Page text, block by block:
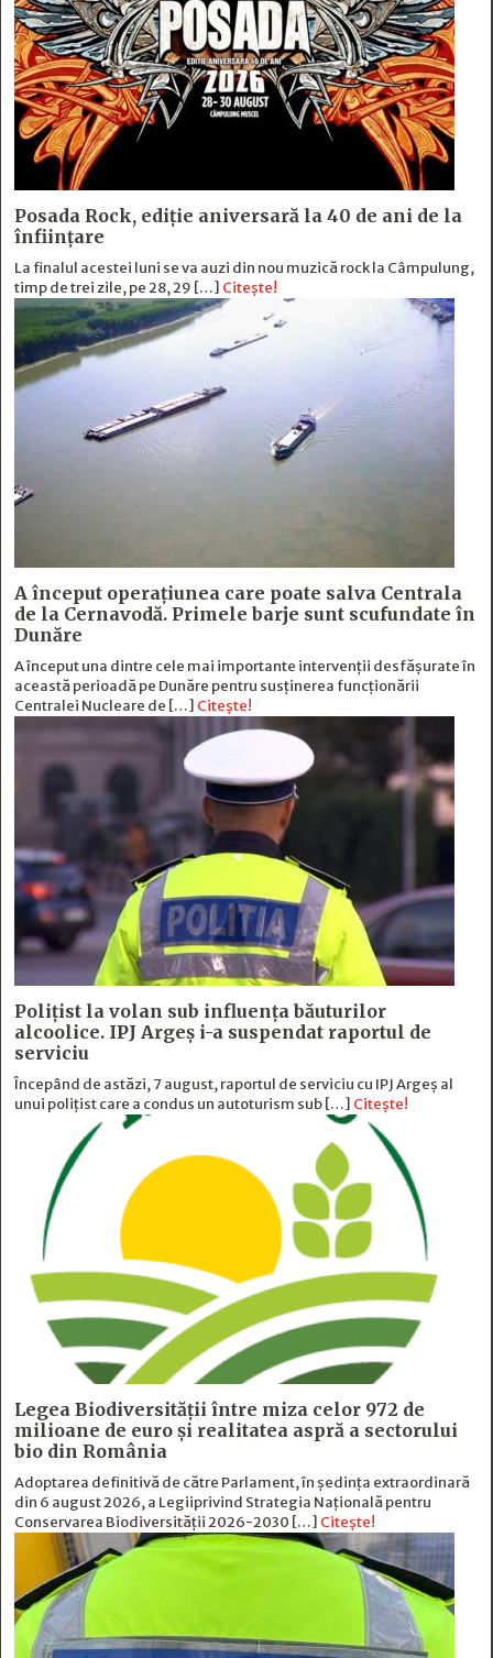
Posada Rock, ediţie aniversară la 40 de ani de la
înfiinţare
La finalul acestei luni se va auzi din nou muzică rock la Câmpulung,
timp de trei zile, pe 28, 29 […] Citește!
A început operațiunea care poate salva Centrala
de la Cernavodă. Primele barje sunt scufundate în
Dunăre
A început una dintre cele mai importante intervenții desfășurate în
această perioadă pe Dunăre pentru susținerea funcționării
Centralei Nucleare de […] Citește!
Polițist la volan sub influența băuturilor
alcoolice. IPJ Argeș i-a suspendat raportul de
serviciu
Începând de astăzi, 7 august, raportul de serviciu cu IPJ Argeș al
unui polițist care a condus un autoturism sub […] Citește!
Legea Biodiversității între miza celor 972 de
milioane de euro și realitatea aspră a sectorului
bio din România
Adoptarea definitivă de către Parlament, în ședința extraordinară
din 6 august 2026, a Legiiprivind Strategia Națională pentru
Conservarea Biodiversității 2026-2030 […] Citește!